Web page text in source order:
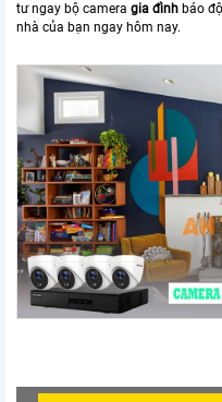
tư ngay bộ camera gia đình báo
nhà của bạn ngay hôm nay.